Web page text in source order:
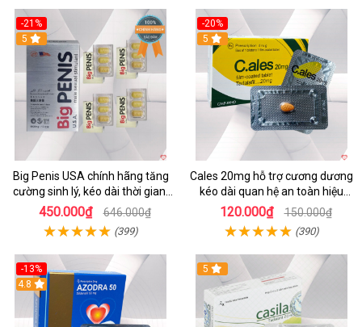
-21%
5
Big Penis USA chính hãng tăng
cường sinh lý, kéo dài thời gian,
chống xuất tinh sớm
450.000₫ 646.000₫
(399)
-20%
5
Cales 20mg hỗ trợ cương dương
kéo dài quan hệ an toàn hiệu
quả
120.000₫ 150.000₫
(390)
-13%
Hot
4.8
5